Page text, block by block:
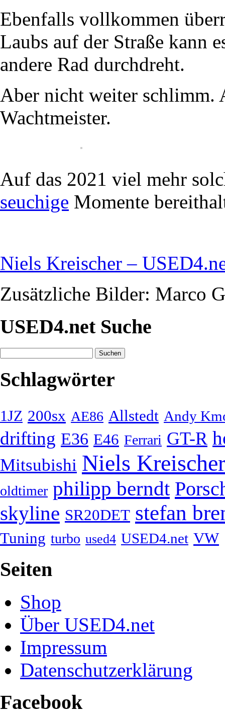
Ebenfalls vollkommen
Laubs auf der Straße kann
andere Rad durchdreht.
Aber nicht weiter
Wachtmeister.
Auf das 2021 viel mehr
seuchige Momente
Niels Kreischer –
Zusätzliche Bilder: Marco
USED4.net Suche
Schlagwörter
1JZ 200sx AE86 Allstedt Andy
drifting E36 E46 Ferrari GT-R
Mitsubishi Niels Kreischer
oldtimer philipp berndt
skyline SR20DET stefan
Tuning turbo used4 USED4.net VW
Seiten
Shop
Über USED4.net
Impressum
Datenschutzerklärung
Facebook